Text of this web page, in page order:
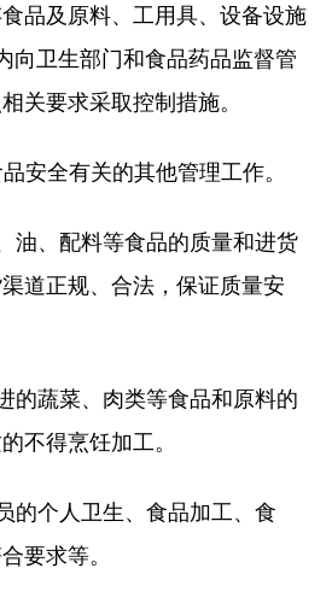
品及原料、工用具、设备设施
向卫生部门和食品药品监督管
关要求采取控制措施。
安全有关的其他管理工作。
油、配料等食品的质量和进货
道正规、合法，保证质量安
的蔬菜、肉类等食品和原料的
不得烹饪加工。
的个人卫生、食品加工、食
要求等。